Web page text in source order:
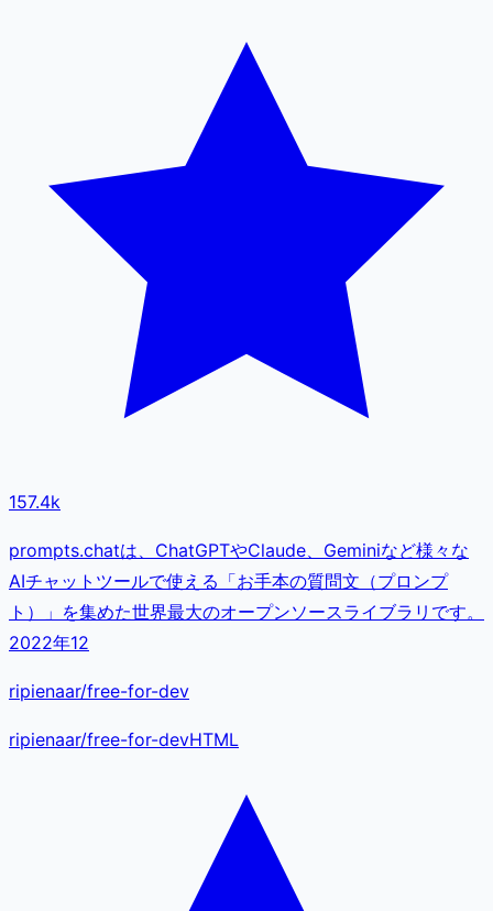
157.4k
prompts.chatは、ChatGPTやClaude、Geminiなど様々な
AIチャットツールで使える「お手本の質問文（プロンプ
ト）」を集めた世界最大のオープンソースライブラリです。
2022年12
ripienaar/free-for-dev
ripienaar/free-for-devHTML